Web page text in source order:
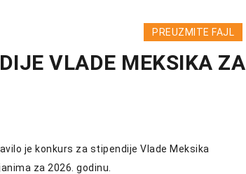
PREUZMITE FAJL
VLADE MEKSIKA ZA
je konkurs za stipendije Vlade Meksika
za 2026. godinu.